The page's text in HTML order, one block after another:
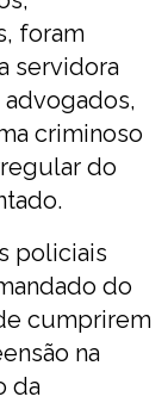
foram
servidora
advogados,
criminoso
do
policiais
do
cumprirem
na
da